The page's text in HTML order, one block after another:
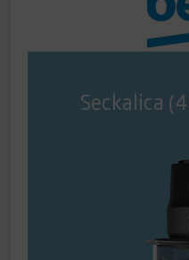
Seckalica